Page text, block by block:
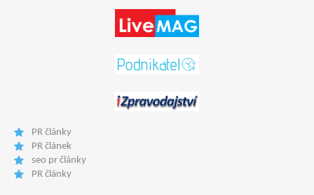
PR články
PR článek
seo pr články
PR články